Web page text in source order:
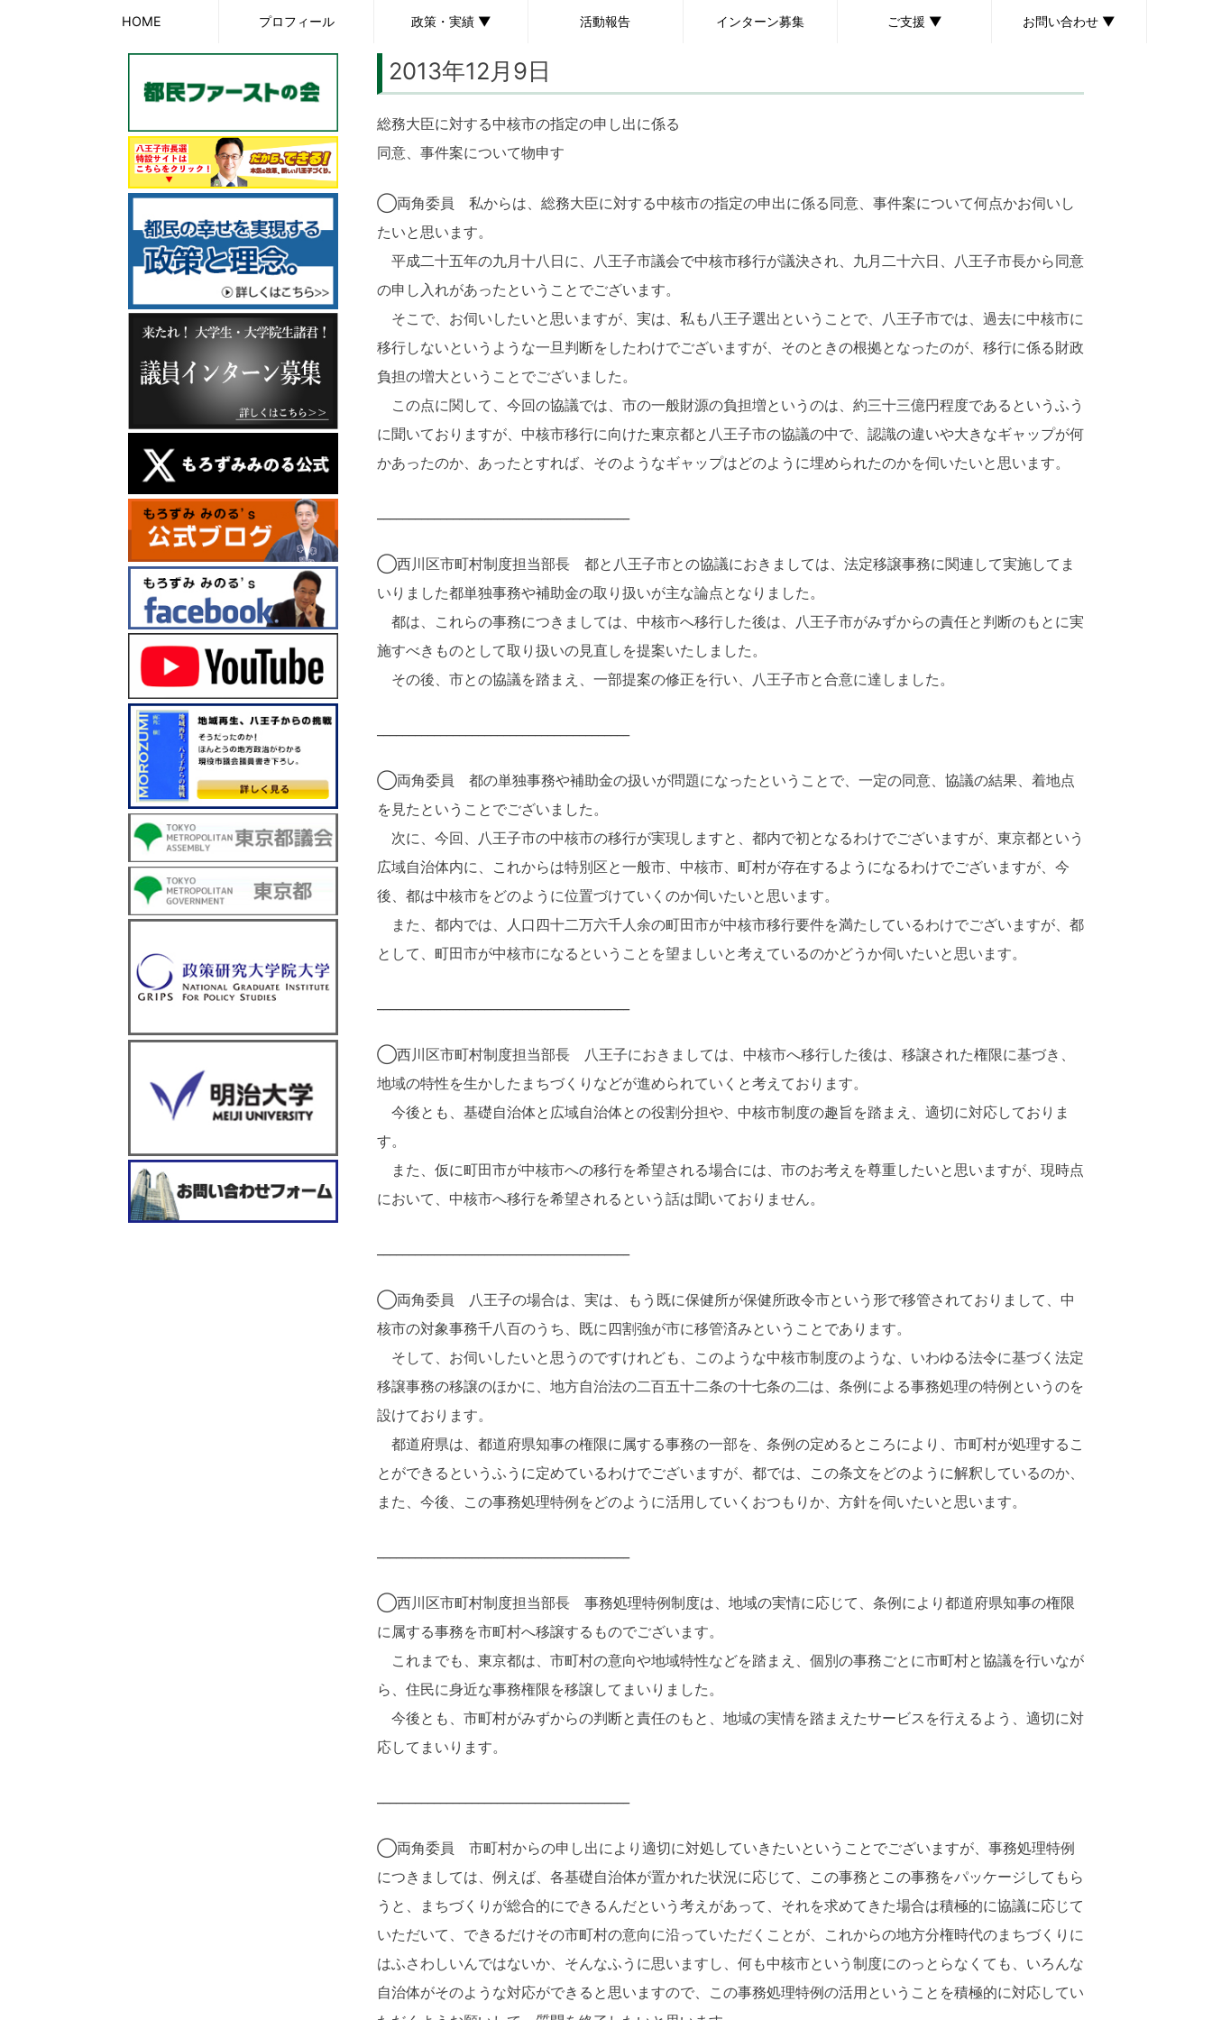
HOME プロフィール 政策・実績 ▼
政策
実績
活動報告 インターン募集 ご支援 ▼ お問い合わせ ▼
2013年12月9日
総務大臣に対する中核市の指定の申し出に係る
同意、事件案について物申す
◯両角委員 私からは、総務大臣に対する中核市の指定の申出に係る同意、事件案について何点かお伺いし
たいと思います。
平成二十五年の九月十八日に、八王子市議会で中核市移行が議決され、九月二十六日、八王子市長から同意
の申し入れがあったということでございます。
そこで、お伺いしたいと思いますが、実は、私も八王子選出ということで、八王子市では、過去に中核市に
移行しないというような一旦判断をしたわけでございますが、そのときの根拠となったのが、移行に係る財政
負担の増大ということでございました。
この点に関して、今回の協議では、市の一般財源の負担増というのは、約三十三億円程度であるというふう
に聞いておりますが、中核市移行に向けた東京都と八王子市の協議の中で、認識の違いや大きなギャップが何
かあったのか、あったとすれば、そのようなギャップはどのように埋められたのかを伺いたいと思います。
◯西川区市町村制度担当部長 都と八王子市との協議におきましては、法定移譲事務に関連して実施してま
いりました都単独事務や補助金の取り扱いが主な論点となりました。
都は、これらの事務につきましては、中核市へ移行した後は、八王子市がみずからの責任と判断のもとに実
施すべきものとして取り扱いの見直しを提案いたしました。
その後、市との協議を踏まえ、一部提案の修正を行い、八王子市と合意に達しました。
◯両角委員 都の単独事務や補助金の扱いが問題になったということで、一定の同意、協議の結果、着地点
を見たということでございました。
次に、今回、八王子市の中核市の移行が実現しますと、都内で初となるわけでございますが、東京都という
広域自治体内に、これからは特別区と一般市、中核市、町村が存在するようになるわけでございますが、今
後、都は中核市をどのように位置づけていくのか伺いたいと思います。
また、都内では、人口四十二万六千人余の町田市が中核市移行要件を満たしているわけでございますが、都
として、町田市が中核市になるということを望ましいと考えているのかどうか伺いたいと思います。
◯西川区市町村制度担当部長 八王子におきましては、中核市へ移行した後は、移譲された権限に基づき、
地域の特性を生かしたまちづくりなどが進められていくと考えております。
今後とも、基礎自治体と広域自治体との役割分担や、中核市制度の趣旨を踏まえ、適切に対応しておりま
す。
また、仮に町田市が中核市への移行を希望される場合には、市のお考えを尊重したいと思いますが、現時点
において、中核市へ移行を希望されるという話は聞いておりません。
◯両角委員 八王子の場合は、実は、もう既に保健所が保健所政令市という形で移管されておりまして、中
核市の対象事務千八百のうち、既に四割強が市に移管済みということであります。
そして、お伺いしたいと思うのですけれども、このような中核市制度のような、いわゆる法令に基づく法定
移譲事務の移譲のほかに、地方自治法の二百五十二条の十七条の二は、条例による事務処理の特例というのを
設けております。
都道府県は、都道府県知事の権限に属する事務の一部を、条例の定めるところにより、市町村が処理するこ
とができるというふうに定めているわけでございますが、都では、この条文をどのように解釈しているのか、
また、今後、この事務処理特例をどのように活用していくおつもりか、方針を伺いたいと思います。
◯西川区市町村制度担当部長 事務処理特例制度は、地域の実情に応じて、条例により都道府県知事の権限
に属する事務を市町村へ移譲するものでございます。
これまでも、東京都は、市町村の意向や地域特性などを踏まえ、個別の事務ごとに市町村と協議を行いなが
ら、住民に身近な事務権限を移譲してまいりました。
今後とも、市町村がみずからの判断と責任のもと、地域の実情を踏まえたサービスを行えるよう、適切に対
応してまいります。
◯両角委員 市町村からの申し出により適切に対処していきたいということでございますが、事務処理特例
につきましては、例えば、各基礎自治体が置かれた状況に応じて、この事務とこの事務をパッケージしてもら
うと、まちづくりが総合的にできるんだという考えがあって、それを求めてきた場合は積極的に協議に応じて
いただいて、できるだけその市町村の意向に沿っていただくことが、これからの地方分権時代のまちづくりに
はふさわしいんではないか、そんなふうに思いますし、何も中核市という制度にのっとらなくても、いろんな
自治体がそのような対応ができると思いますので、この事務処理特例の活用ということを積極的に対応してい